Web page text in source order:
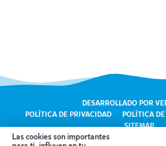
DESARROLLADO POR
POLÍTICA DE PRIVACIDAD
POLÍTICA
SITEMAP
Las cookies son importantes